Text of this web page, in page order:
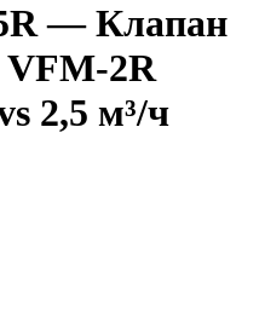
— Клапан
2R
2,5 м³/ч